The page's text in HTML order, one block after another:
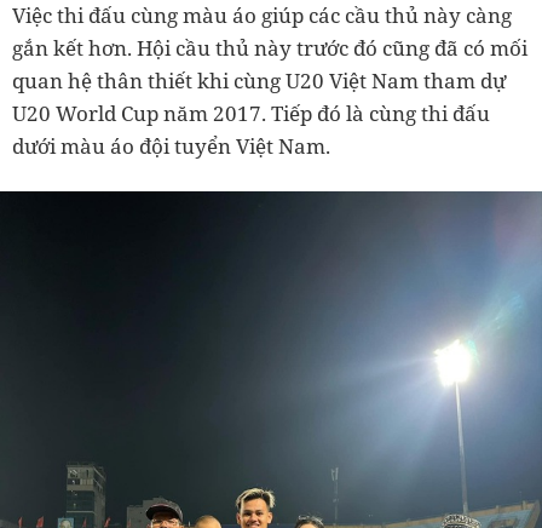
Việc thi đấu cùng màu áo giúp các cầu thủ này càng
gắn kết hơn. Hội cầu thủ này trước đó cũng đã có mối
quan hệ thân thiết khi cùng U20 Việt Nam tham dự
U20 World Cup năm 2017. Tiếp đó là cùng thi đấu
dưới màu áo đội tuyển Việt Nam.